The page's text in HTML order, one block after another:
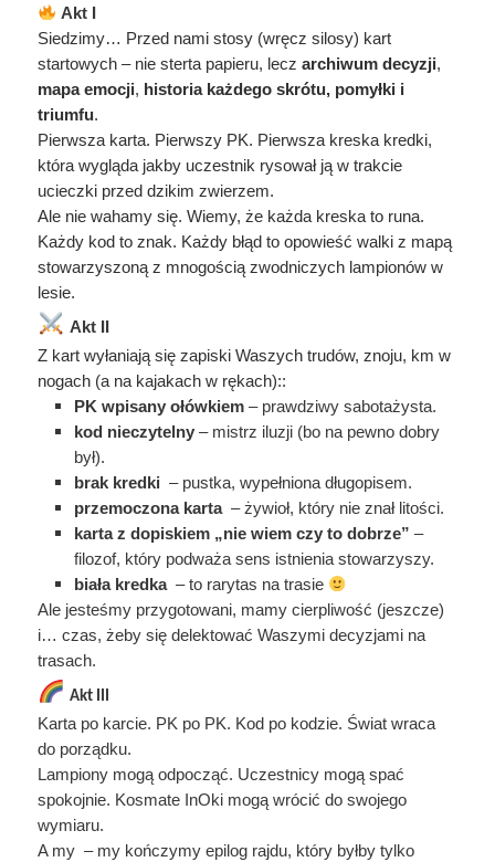
Akt I
Siedzimy… Przed nami stosy (wręcz silosy) kart
startowych – nie sterta papieru, leczarchiwum decyzji,
mapa emocji, historia każdego skrótu, pomyłki i
triumfu.
Pierwsza karta. Pierwszy PK. Pierwsza kreska kredki,
która wygląda jakby uczestnik rysował ją w trakcie
ucieczki przed dzikim zwierzem.
Ale nie wahamy się. Wiemy, że każda kreska to runa.
Każdy kod to znak. Każdy błąd to opowieść walki z mapą
stowarzyszoną z mnogością zwodniczych lampionów w
lesie.
Akt II
Z kart wyłaniają się zapiski Waszych trudów, znoju, km w
nogach (a na kajakach w rękach)::
PK wpisany ołówkiem – prawdziwy sabotażysta.
kod nieczytelny– mistrz iluzji (bo na pewno dobry
był).
brak kredki – pustka, wypełniona długopisem.
przemoczona karta – żywioł, który nie znał litości.
karta z dopiskiem „nie wiem czy to dobrze” –
filozof, który podważa sens istnienia stowarzyszy.
biała kredka – to rarytas na trasie
Ale jesteśmy przygotowani, mamy cierpliwość (jeszcze)
i… czas, żeby się delektować Waszymi decyzjami na
trasach.
Akt III
Karta po karcie. PK po PK. Kod po kodzie. Świat wraca
do porządku.
Lampiony mogą odpocząć. Uczestnicy mogą spać
spokojnie. Kosmate InOki mogą wrócić do swojego
wymiaru.
A my – my kończymy epilog rajdu, który byłby tylko